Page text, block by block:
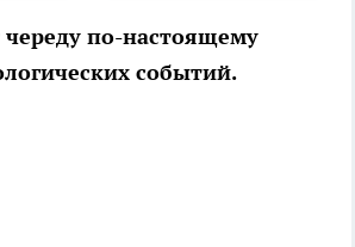
по-настоящему
событий.